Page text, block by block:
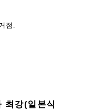
점.
최강(일본식